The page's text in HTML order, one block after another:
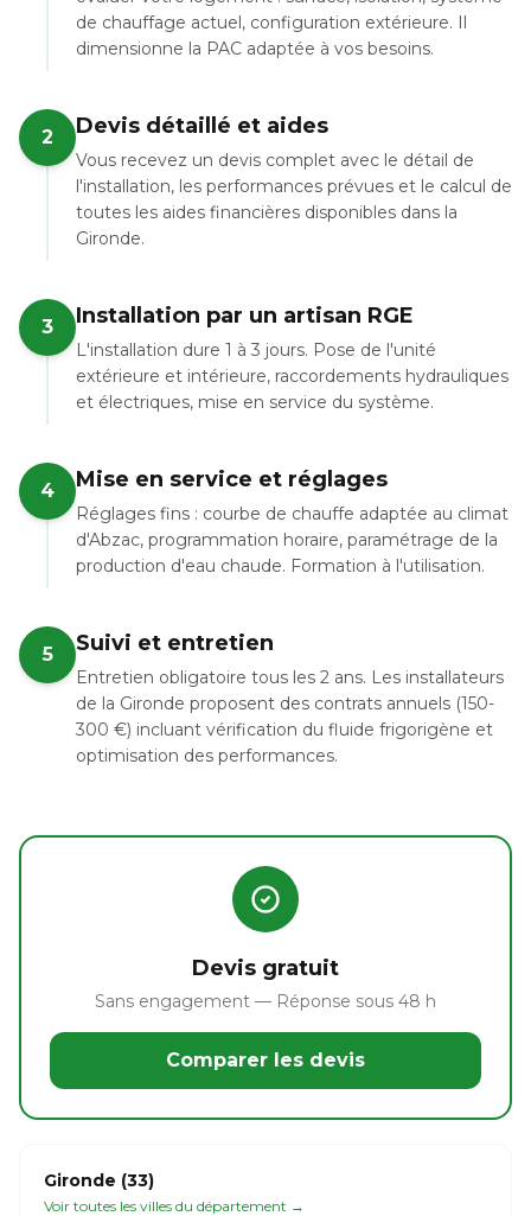
de chauffage actuel, configuration extérieure. Il
dimensionne la PAC adaptée à vos besoins.
2 Devis détaillé et aides
Vous recevez un devis complet avec le détail de
l'installation, les performances prévues et le calcul de
toutes les aides financières disponibles dans la
Gironde.
3 Installation par un artisan RGE
L'installation dure 1 à 3 jours. Pose de l'unité
extérieure et intérieure, raccordements hydrauliques
et électriques, mise en service du système.
4 Mise en service et réglages
Réglages fins : courbe de chauffe adaptée au climat
d'Abzac, programmation horaire, paramétrage de la
production d'eau chaude. Formation à l'utilisation.
5 Suivi et entretien
Entretien obligatoire tous les 2 ans. Les installateurs
de la Gironde proposent des contrats annuels (150-
300 €) incluant vérification du fluide frigorigène et
optimisation des performances.
Devis gratuit
Sans engagement — Réponse sous 48 h
Comparer les devis
Gironde (33)
Voir toutes les villes du département →